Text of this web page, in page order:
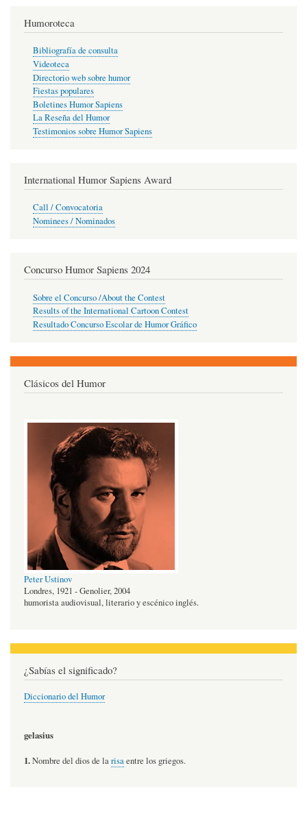
Humoroteca
Bibliografía de consulta
Videoteca
Directorio web sobre humor
Fiestas populares
Boletines Humor Sapiens
La Reseña del Humor
Testimonios sobre Humor Sapiens
International Humor Sapiens Award
Call / Convocatoria
Nominees / Nominados
Concurso Humor Sapiens 2024
Sobre el Concurso /About the Contest
Results of the International Cartoon Contest
Resultado Concurso Escolar de Humor Gráfico
Clásicos del Humor
Peter Ustinov
Londres, 1921 - Genolier, 2004
humorista audiovisual, literario y escénico inglés.
¿Sabías el significado?
Diccionario del Humor
gelasius
1.Nombre del dios de larisaentre los griegos.